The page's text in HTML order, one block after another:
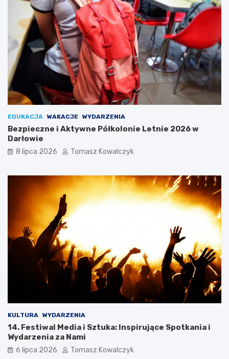
EDUKACJA WAKACJE WYDARZENIA
Bezpieczne i Aktywne Półkolonie Letnie 2026 w
Darłowie
8 lipca 2026 Tomasz Kowalczyk
KULTURA WYDARZENIA
14. Festiwal Media i Sztuka: Inspirujące Spotkania i
Wydarzenia za Nami
6 lipca 2026 Tomasz Kowalczyk